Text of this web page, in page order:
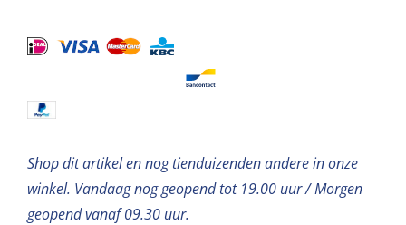
taupe
Shop dit artikel en nog tienduizenden andere in onze
winkel. Vandaag nog geopend tot 19.00 uur / Morgen
geopend vanaf 09.30 uur.